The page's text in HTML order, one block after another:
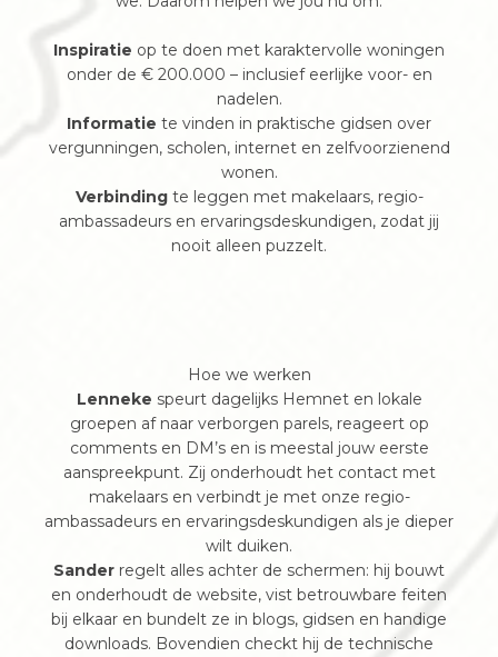
Inspiratie op te doen met karaktervolle woningen
onder de € 200.000 – inclusief eerlijke voor- en
nadelen.
Informatie te vinden in praktische gidsen over
vergunningen, scholen, internet en zelfvoorzienend
wonen.
Verbindingte leggen met makelaars, regio-
ambassadeurs en ervaringsdeskundigen, zodat jij
nooit alleen puzzelt.
Hoe we werken
Lenneke speurt dagelijks Hemnet en lokale
groepen af naar verborgen parels, reageert op
comments en DM’s en is meestal jouw eerste
aanspreekpunt. Zij onderhoudt het contact met
makelaars en verbindt je met onze regio-
ambassadeurs en ervaringsdeskundigen als je dieper
wilt duiken.
Sander regelt alles achter de schermen: hij bouwt
en onderhoudt de website, vist betrouwbare feiten
bij elkaar en bundelt ze in blogs, gidsen en handige
downloads. Bovendien checkt hij de technische